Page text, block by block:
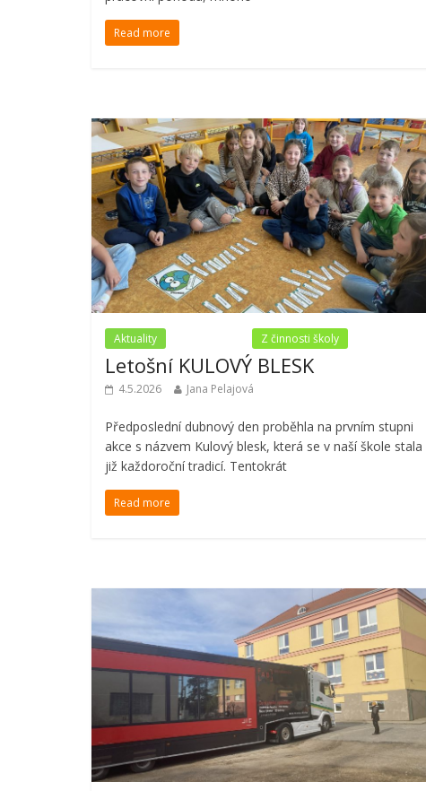
Read more
Aktuality Z činnosti školy
Letošní KULOVÝ BLESK
4.5.2026 Jana Pelajová
Předposlední dubnový den proběhla na prvním stupni
akce s názvem Kulový blesk, která se v naší škole stala
již každoroční tradicí. Tentokrát
Read more